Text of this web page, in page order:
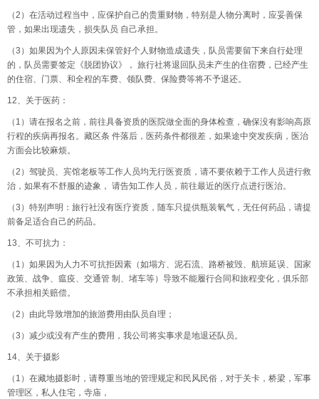
（2）在活动过程当中，应保护自己的贵重财物，特别是人物分离时，应妥善保
管，如果出现遗失，损失队员 自己承担。
（3）如果因为个人原因未保管好个人财物造成遗失，队员需要留下来自行处理
的，队员需要签定《脱团协议》， 旅行社将退回队员未产生的住宿费，已经产生
的住宿、门票、和全程的车费、领队费、保险费等将不予退还。
12、关于医药：
（1）请在报名之前，前往具备资质的医院做全面的身体检查，确保没有影响高原
行程的疾病再报名。藏区条 件落后，医药条件都很差，如果途中突发疾病，医治
方面会比较麻烦。
（2）驾驶员、宾馆老板等工作人员均无行医资质，请不要依赖于工作人员进行救
治，如果有不舒服的迹象， 请告知工作人员，前往最近的医疗点进行医治。
（3）特别声明：旅行社没有医疗资质，随车只提供瓶装氧气，无任何药品，请提
前备足适合自己的药品。
13、不可抗力：
（1）如果因为人力不可抗拒因素（如塌方、泥石流、路桥被毁、航班延误、国家
政策、战争、瘟疫、交通管 制、堵车等）导致不能履行合同和旅程变化，俱乐部
不承担相关赔偿。
（2）由此导致增加的旅游费用由队员自理；
（3）减少或没有产生的费用，我公司将实事求是地退还队员。
14、关于摄影
（1）在藏地摄影时，请尊重当地的管理规定和民风民俗，对于关卡，桥梁，军事
管理区，私人住宅，寺庙，